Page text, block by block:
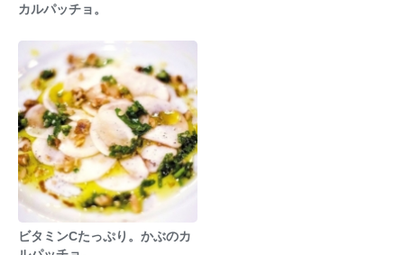
カルパッチョ。
ビタミンCたっぷり。かぶのカ